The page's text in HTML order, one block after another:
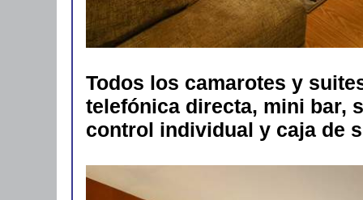
Todos los camarotes y
telefónica directa, mini bar,
control individual y caja de